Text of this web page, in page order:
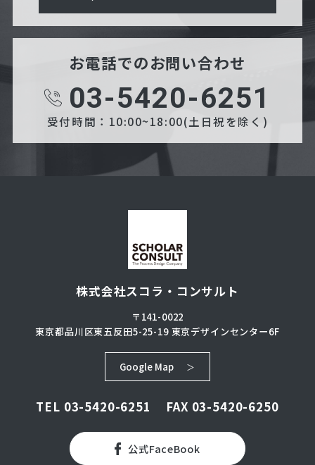
お電話でのお問い合わせ
03-5420-6251
受付時間：10:00~18:00(土日祝を除く)
株式会社スコラ・コンサルト
〒141-0022
東京都品川区東五反田5-25-19東京デザインセンター6F
Google Map
TEL 03-5420-6251 FAX 03-5420-6250
公式FaceBook